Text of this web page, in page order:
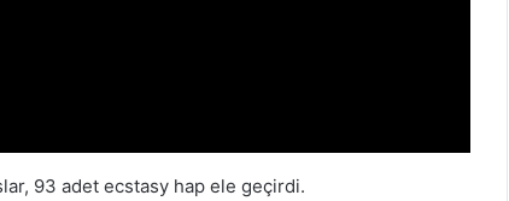
93 adet ecstasy hap ele geçirdi.